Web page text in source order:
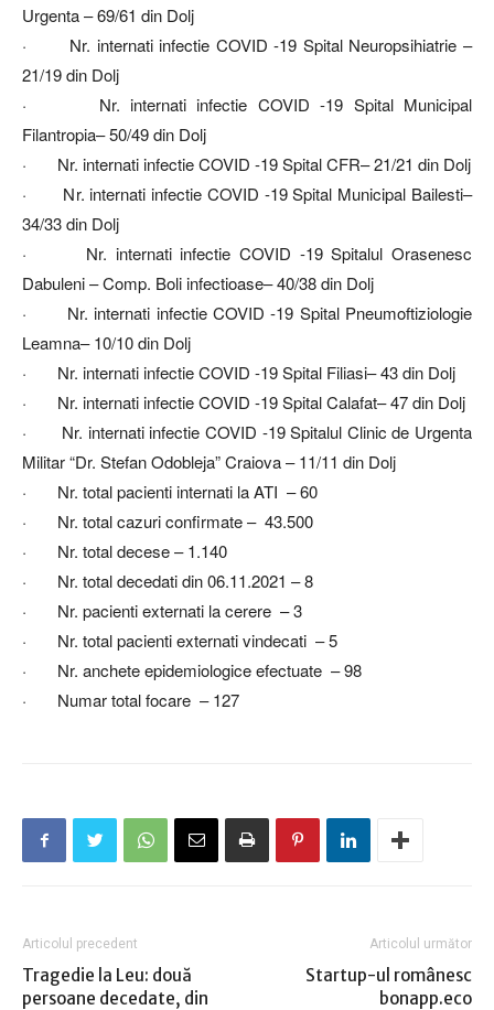
Urgenta – 69/61 din Dolj
· Nr. internati infectie COVID -19 Spital Neuropsihiatrie –
21/19 din Dolj
· Nr. internati infectie COVID -19 Spital Municipal
Filantropia– 50/49 din Dolj
· Nr. internati infectie COVID -19 Spital CFR– 21/21 din Dolj
· Nr. internati infectie COVID -19 Spital Municipal Bailesti–
34/33 din Dolj
· Nr. internati infectie COVID -19 Spitalul Orasenesc
Dabuleni – Comp. Boli infectioase– 40/38 din Dolj
· Nr. internati infectie COVID -19 Spital Pneumoftiziologie
Leamna– 10/10 din Dolj
· Nr. internati infectie COVID -19 Spital Filiasi– 43 din Dolj
· Nr. internati infectie COVID -19 Spital Calafat– 47 din Dolj
· Nr. internati infectie COVID -19 Spitalul Clinic de Urgenta
Militar “Dr. Stefan Odobleja” Craiova – 11/11 din Dolj
· Nr. total pacienti internati la ATI – 60
· Nr. total cazuri confirmate – 43.500
· Nr. total decese – 1.140
· Nr. total decedati din 06.11.2021 – 8
· Nr. pacienti externati la cerere – 3
· Nr. total pacienti externati vindecati – 5
· Nr. anchete epidemiologice efectuate – 98
· Numar total focare – 127
Articolul precedent
Tragedie la Leu: două
persoane decedate, din
Articolul următor
Startup-ul românesc
bonapp.eco